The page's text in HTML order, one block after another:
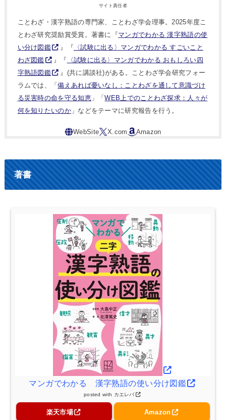
サイト責任者
ことわざ・漢字熟語の専門家、ことわざ学会理事。2025年度こ
とわざ研究奨励賞受賞。著書に『マンガでわかる 漢字熟語の使
い分け図鑑
』『 〈試験に出る〉マンガでわかる すごいこと
わざ図鑑
』『
〈試験に出る〉マンガでわかる おもしろい四
字熟語図鑑
』(共に講談社)がある。ことわざ学会研究フォー
ラムでは、「備えあれば憂いなし：ことわざを通して意識づけ
る災害時の命を守る知恵」「WEB上でのことわざ探求：人々が
何を知りたいのか」などをテーマに研究報告を行う。
著書
マンガでわかる 漢字熟語の使い分け図鑑
posted with カエレバ
楽天市場 Amazon